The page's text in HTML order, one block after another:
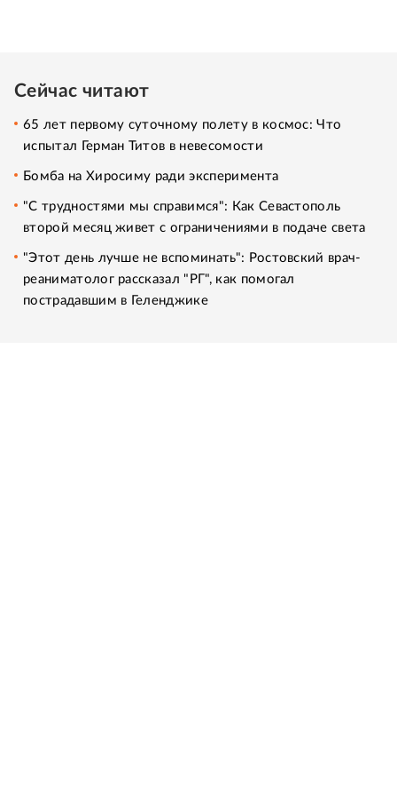
Сейчас читают
65 лет первому суточному полету в космос: Что
испытал Герман Титов в невесомости
Бомба на Хиросиму ради эксперимента
"С трудностями мы справимся": Как Севастополь
второй месяц живет с ограничениями в подаче света
"Этот день лучше не вспоминать": Ростовский врач-
реаниматолог рассказал "РГ", как помогал
пострадавшим в Геленджике